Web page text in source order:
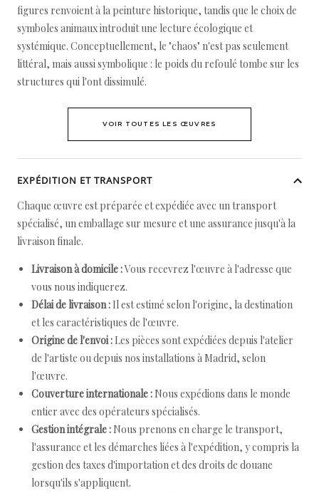
figures renvoient à la peinture historique, tandis que le choix de
symboles animaux introduit une lecture écologique et
systémique. Conceptuellement, le "chaos" n'est pas seulement
littéral, mais aussi symbolique : le poids du refoulé tombe sur les
structures qui l'ont dissimulé.
VOIR TOUTES LES ŒUVRES
EXPÉDITION ET TRANSPORT
Chaque œuvre est préparée et expédiée avec un transport
spécialisé, un emballage sur mesure et une assurance jusqu'à la
livraison finale.
Livraison à domicile :Vous recevrez l'œuvre à l'adresse que
vous nous indiquerez.
Délai de livraison : Il est estimé selon l'origine, la destination
et les caractéristiques de l'œuvre.
Origine de l'envoi : Les pièces sont expédiées depuis l'atelier
de l'artiste ou depuis nos installations à Madrid, selon
l'œuvre.
Couverture internationale : Nous expédions dans le monde
entier avec des opérateurs spécialisés.
Gestion intégrale : Nous prenons en charge le transport,
l'assurance et les démarches liées à l'expédition, y compris la
gestion des taxes d'importation et des droits de douane
lorsqu'ils s'appliquent.